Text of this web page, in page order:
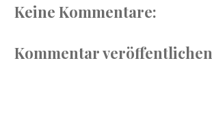
Keine Kommentare:
Kommentar veröffentlichen